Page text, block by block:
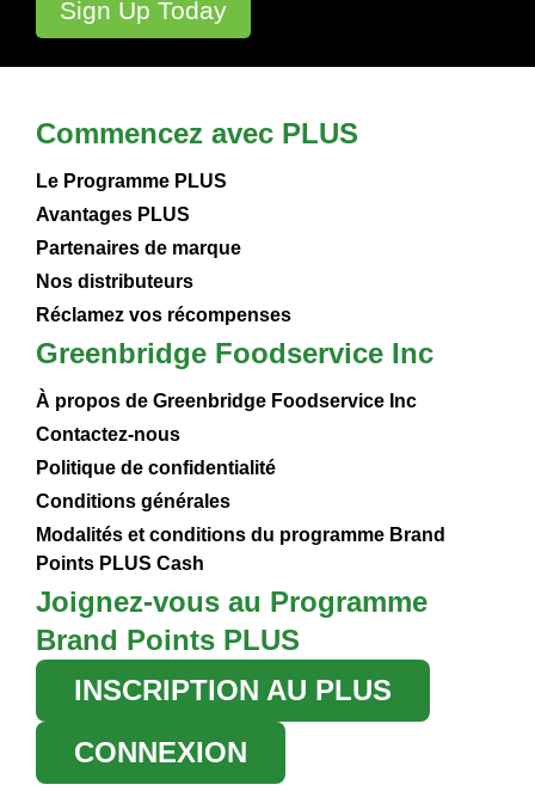
Commencez avec PLUS
Le Programme PLUS
Avantages PLUS
Partenaires de marque
Nos distributeurs
Réclamez vos récompenses
Greenbridge Foodservice Inc
À propos de Greenbridge Foodservice Inc
Contactez-nous
Politique de confidentialité
Conditions générales
Modalités et conditions du programme Brand
Points PLUS Cash
Joignez-vous au Programme
Brand Points PLUS
INSCRIPTION AU PLUS
CONNEXION